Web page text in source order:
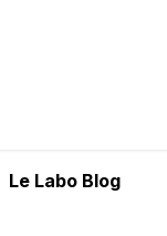
Le Labo Blog